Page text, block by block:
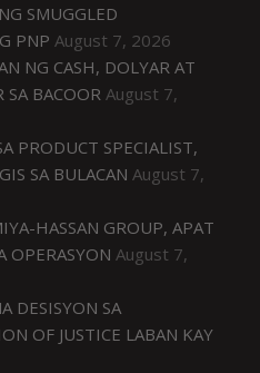
SMUGGLED
PNP August 7, 2026
NG CASH, DOLYAR AT
SA BACOOR August 7,
PRODUCT SPECIALIST,
SA BULACAN August 7,
HASSAN GROUP, APAT
OPERASYON August 7,
DESISYON SA
OF JUSTICE LABAN KAY